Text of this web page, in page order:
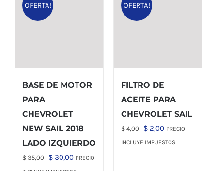
OFERTA!
BASE DE MOTOR
PARA
CHEVROLET
NEW SAIL 2018
LADO IZQUIERDO
$35,00
El
$ 30,00ElPRECIO
OFERTA!
FILTRO DE
ACEITE PARA
CHEVROLET SAIL
$4,00
El
precio
$ 2,00El
precio
PRECIO
INCLUYE IMPUESTOS